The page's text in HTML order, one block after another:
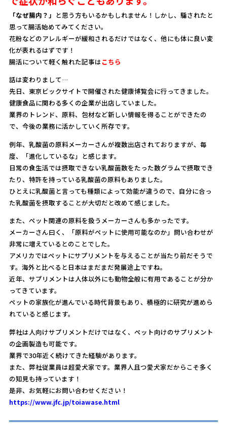
「なぜ腸内？」 と思う方もいるかもしれません！しかし、騙されたと
思って腸活始めてみてください。
花粉などのアレルギーが緩和されるだけではなく、他にも体に良い変
化が表れるはずです！
腸活について軽く触れた記事はこちら
話は変わりまして…
先日、東京ビックサイトで開催された健康博覧会に行ってきました。
健康食品に関わる多くの企業が出店していました。
業界のトレンド、原料、包材など新しい情報を得ることができたの
で、今後の業務に活かしていく所存です。
例年、乳酸菌の原料メーカーさんが複数出店されておりますが、毎
度、「進化しているな」と感じます。
日常の食生活では摂取できない乳酸菌数をたった数グラムで摂取でき
たり、特許を持っている乳酸菌の原料もありました。
ひとえに乳酸菌と言っても種類によって効能が違うので、自分に合っ
た乳酸菌を摂取することが大切だと改めて感じました。
また、ペット関連の原料を扱うメーカーさんも多かったです。
メーカーさん曰く、「原料がペットに使用可能なのか」問い合わせが
非常に増えているとのことでした。
アメリカではペットにサプリメントを与えることが当たり前だそうで
す。海外と比べると日本はまだまだ発展途上ですね。
近年、サプリメントは人体以外にも動物全般に有用であることが分か
ってきています。
ペットの家族化が進んでいる時代背景もあり、積極的に研究が進めら
れていると感じます。
弊社は人向けサプリメントだけではなく、ペット向けのサプリメント
の企画製造も可能です。
業界で30年近く続けてきた経験があります。
また、弊社従業員は超愛犬家です。業界人且つ愛犬家だからこそ多く
の知見も持っています！
是非、お気軽にお問い合わせください！
https://www.jfc.jp/toiawase.html